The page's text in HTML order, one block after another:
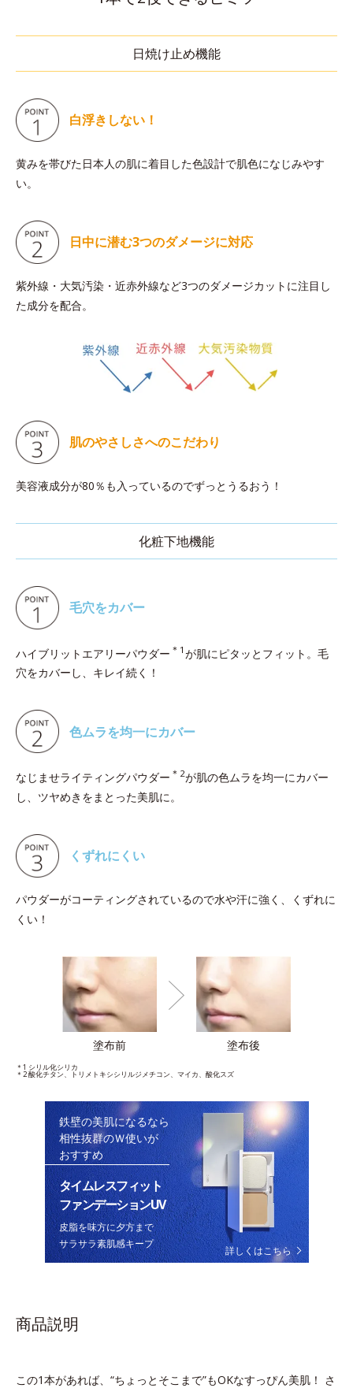
日焼け止め機能
白浮きしない！
黄みを帯びた日本人の肌に着目した色設計で肌色になじみやす
い。
日中に潜む3つのダメージに対応
紫外線・大気汚染・近赤外線など3つのダメージカットに注目し
た成分を配合。
肌のやさしさへのこだわり
美容液成分が80％も入っているのでずっとうるおう！
化粧下地機能
毛穴をカバー
ハイブリットエアリーパウダー ＊1 が肌にピタッとフィット。毛
穴をカバーし、キレイ続く！
色ムラを均一にカバー
なじませライティングパウダー ＊2が肌の色ムラを均一にカバー
し、ツヤめきをまとった美肌に。
くずれにくい
パウダーがコーティングされているので水や汗に強く、くずれに
くい！
塗布前 塗布後
＊1 シリル化シリカ
＊2 酸化チタン、トリメトキシシリルジメチコン、マイカ、酸化スズ
鉄壁の美肌になるなら
相性抜群のＷ使いが
おすすめ
タイムレスフィット
ファンデーションUV
皮脂を味方に夕方まで
サラサラ素肌感キープ
詳しくはこちら
商品説明
この1本があれば、“ちょっとそこまで”もOKなすっぴん美肌！ さ